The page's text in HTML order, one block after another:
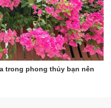
trong phong thủy bạn nên